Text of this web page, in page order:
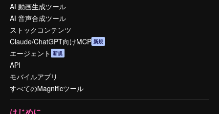
AI 動画生成ツール
AI 音声合成ツール
ストックコンテンツ
Claude/ChatGPT向けMCP 新規
エージェント 新規
API
モバイルアプリ
すべてのMagnificツール